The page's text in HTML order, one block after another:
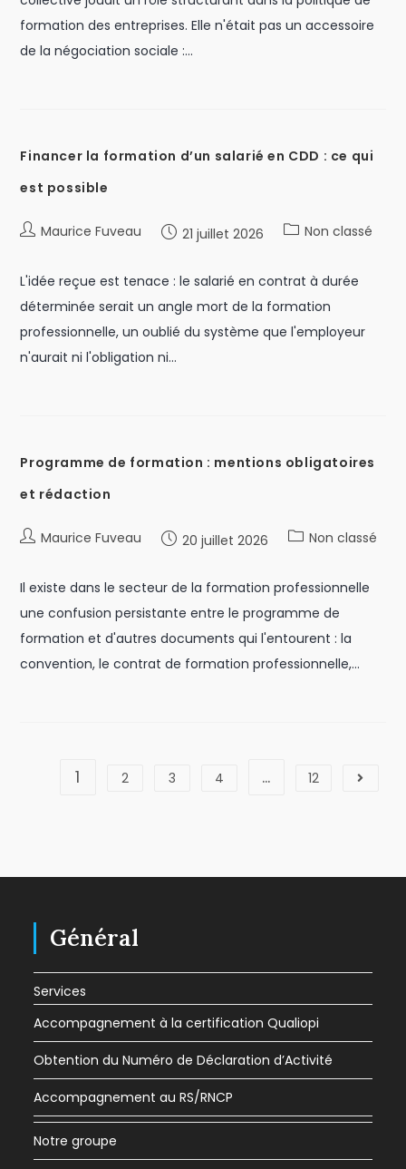
formation des entreprises. Elle n'était pas un accessoire
de la négociation sociale :…
Financer la formation d’un salarié en CDD : ce qui
est possible
Maurice Fuveau 21 juillet 2026 Non classé
L'idée reçue est tenace : le salarié en contrat à durée
déterminée serait un angle mort de la formation
professionnelle, un oublié du système que l'employeur
n'aurait ni l'obligation ni…
Programme de formation : mentions obligatoires
et rédaction
Maurice Fuveau 20 juillet 2026 Non classé
Il existe dans le secteur de la formation professionnelle
une confusion persistante entre le programme de
formation et d'autres documents qui l'entourent : la
convention, le contrat de formation professionnelle,…
1 2 3 4 … 12
Général
Services
Accompagnement à la certification Qualiopi
Obtention du Numéro de Déclaration d’Activité
Accompagnement au RS/RNCP
Notre groupe